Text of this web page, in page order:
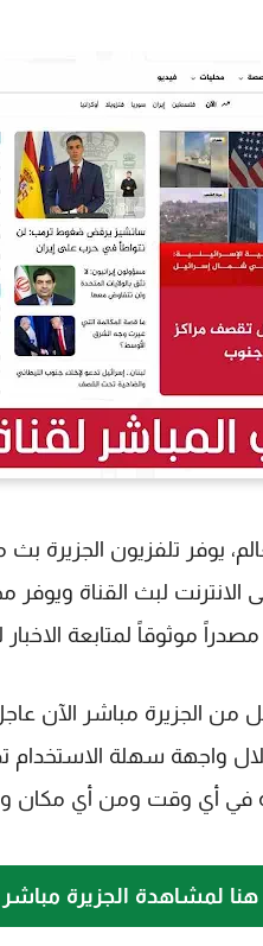
يوفر تلفزيون الجزيرة بث
لبث القناة ويوفر
موثوقاً لمتابعة
الجزيرة مباشر الآن عاجل
واجهة سهلة الاستخدام
في أي وقت ومن أي
لمشاهدة الجزيرة مباشر